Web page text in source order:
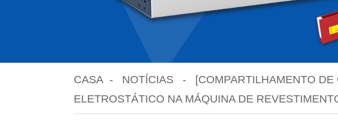
CASA NOTÍCIAS
[COMPARTILHAMENTO
ELETROSTÁTICO NA MÁQUINA DE